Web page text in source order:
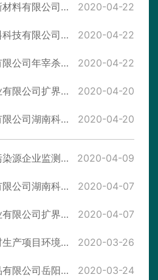
关于湖南正合奇胜新材料有限公司年产5000吨短切玻璃纤维建设项目环境影响报告表受理情况公示 2020-04-22
关于湖南云隆新材料科技有限公司年产80万立方米蒸压加气混凝土砌块-板材项目环境影响报告表受理情况公示 2020-04-22
关于湖南全民鸽业有限公司年宰杀900万羽肉鸽改扩建项目环境影响报告表受理情况公示 2020-04-22
关于岳阳市闽瑞石业有限公司扩界开采石材8万立方米/年建设项目环境影响评价文件拟进行审查的公示 2020-04-20
关于湖南科伦制药有限公司湖南科伦小容量注射剂（聚丙烯安瓿、聚乙烯安瓿）生产线改扩建项目环境影响评价文件拟进行审查的公示 2020-04-20
2020年1-3月重点污染源企业监测情况汇总表 2020-04-09
关于湖南科伦制药有限公司湖南科伦小容量注射剂（聚丙烯安瓿、聚乙烯安瓿）生产线改扩建项目环境影响报告表受理情况公示 2020-04-07
关于岳阳市闽瑞石业有限公司扩界开采石材8万立方米/年建设项目环境影响报告表受理情况公示 2020-04-07
关于王木匠家装建材生产项目环境影响报告表的批复 2020-03-26
关于湖南麦飘香食品有限公司岳阳分公司年加工1800吨食品建设项目环境影响评价文件拟进行审查的公示 2020-03-24